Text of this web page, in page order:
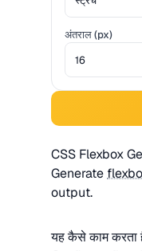
अंतराल (px)
CSS Flexbox
Generate
output.
यह कैसे काम करता